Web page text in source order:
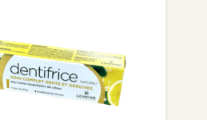
MUSC INTIME
PILEGE